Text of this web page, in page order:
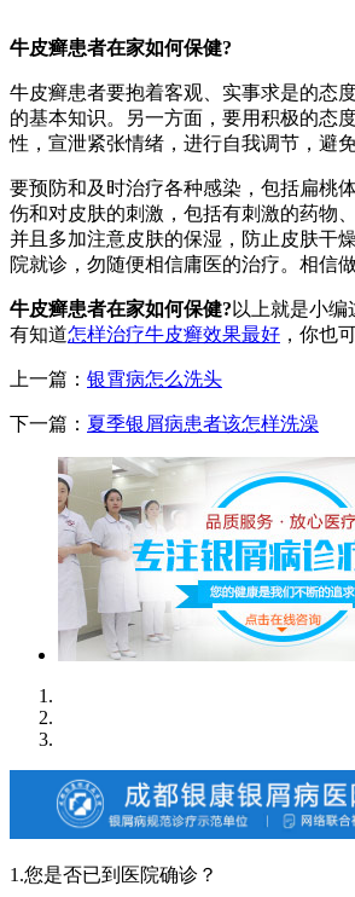
牛皮癣患者在家如何保健?
牛皮癣患者要抱着客观、实事求是的态
的基本知识。另一方面，要用积极的态
性，宣泄紧张情绪，进行自我调节，避
要预防和及时治疗各种感染，包括扁桃
伤和对皮肤的刺激，包括有刺激的药物
并且多加注意皮肤的保湿，防止皮肤干
院就诊，勿随便相信庸医的治疗。相信
牛皮癣患者在家如何保健? 以上就是小
有知道怎样治疗牛皮癣效果最好 ，你也
上一篇： 银霄病怎么洗头
下一篇： 夏季银屑病患者该怎样洗澡
1.您是否已到医院确诊？